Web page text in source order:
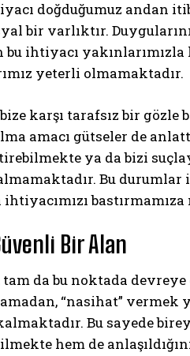
ABONE OL
okudum, onaylıyorum.
doğduğumuz andan
bir varlıktır.
ihtiyacı
yeterli olmamaktadır.
karşı tarafsız bir
amacı gütseler de
ya da bizi
Bu durumlar
Bir Alan
tam da bu noktada
“nasihat”
Bu sayede
hem de